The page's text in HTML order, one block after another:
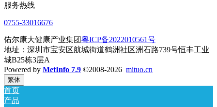
服务热线
0755-33016676
佑尔康大健康产业集团粤ICP备2022010561号
地址：深圳市宝安区航城街道鹤洲社区洲石路739号恒丰工业
城B25栋3层A
Powered by MetInfo 7.9 ©2008-2026 mituo.cn
繁体
首页
产品